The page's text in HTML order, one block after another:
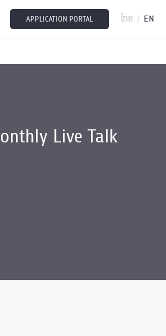
APPLICATION PORTAL ไทย / EN
Live Talk